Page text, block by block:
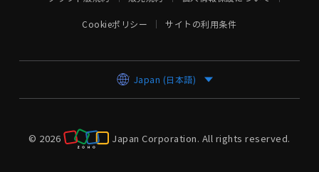
Cookieポリシー サイトの利用条件
Japan (日本語)
© 2026 Japan Corporation. All rights reserved.